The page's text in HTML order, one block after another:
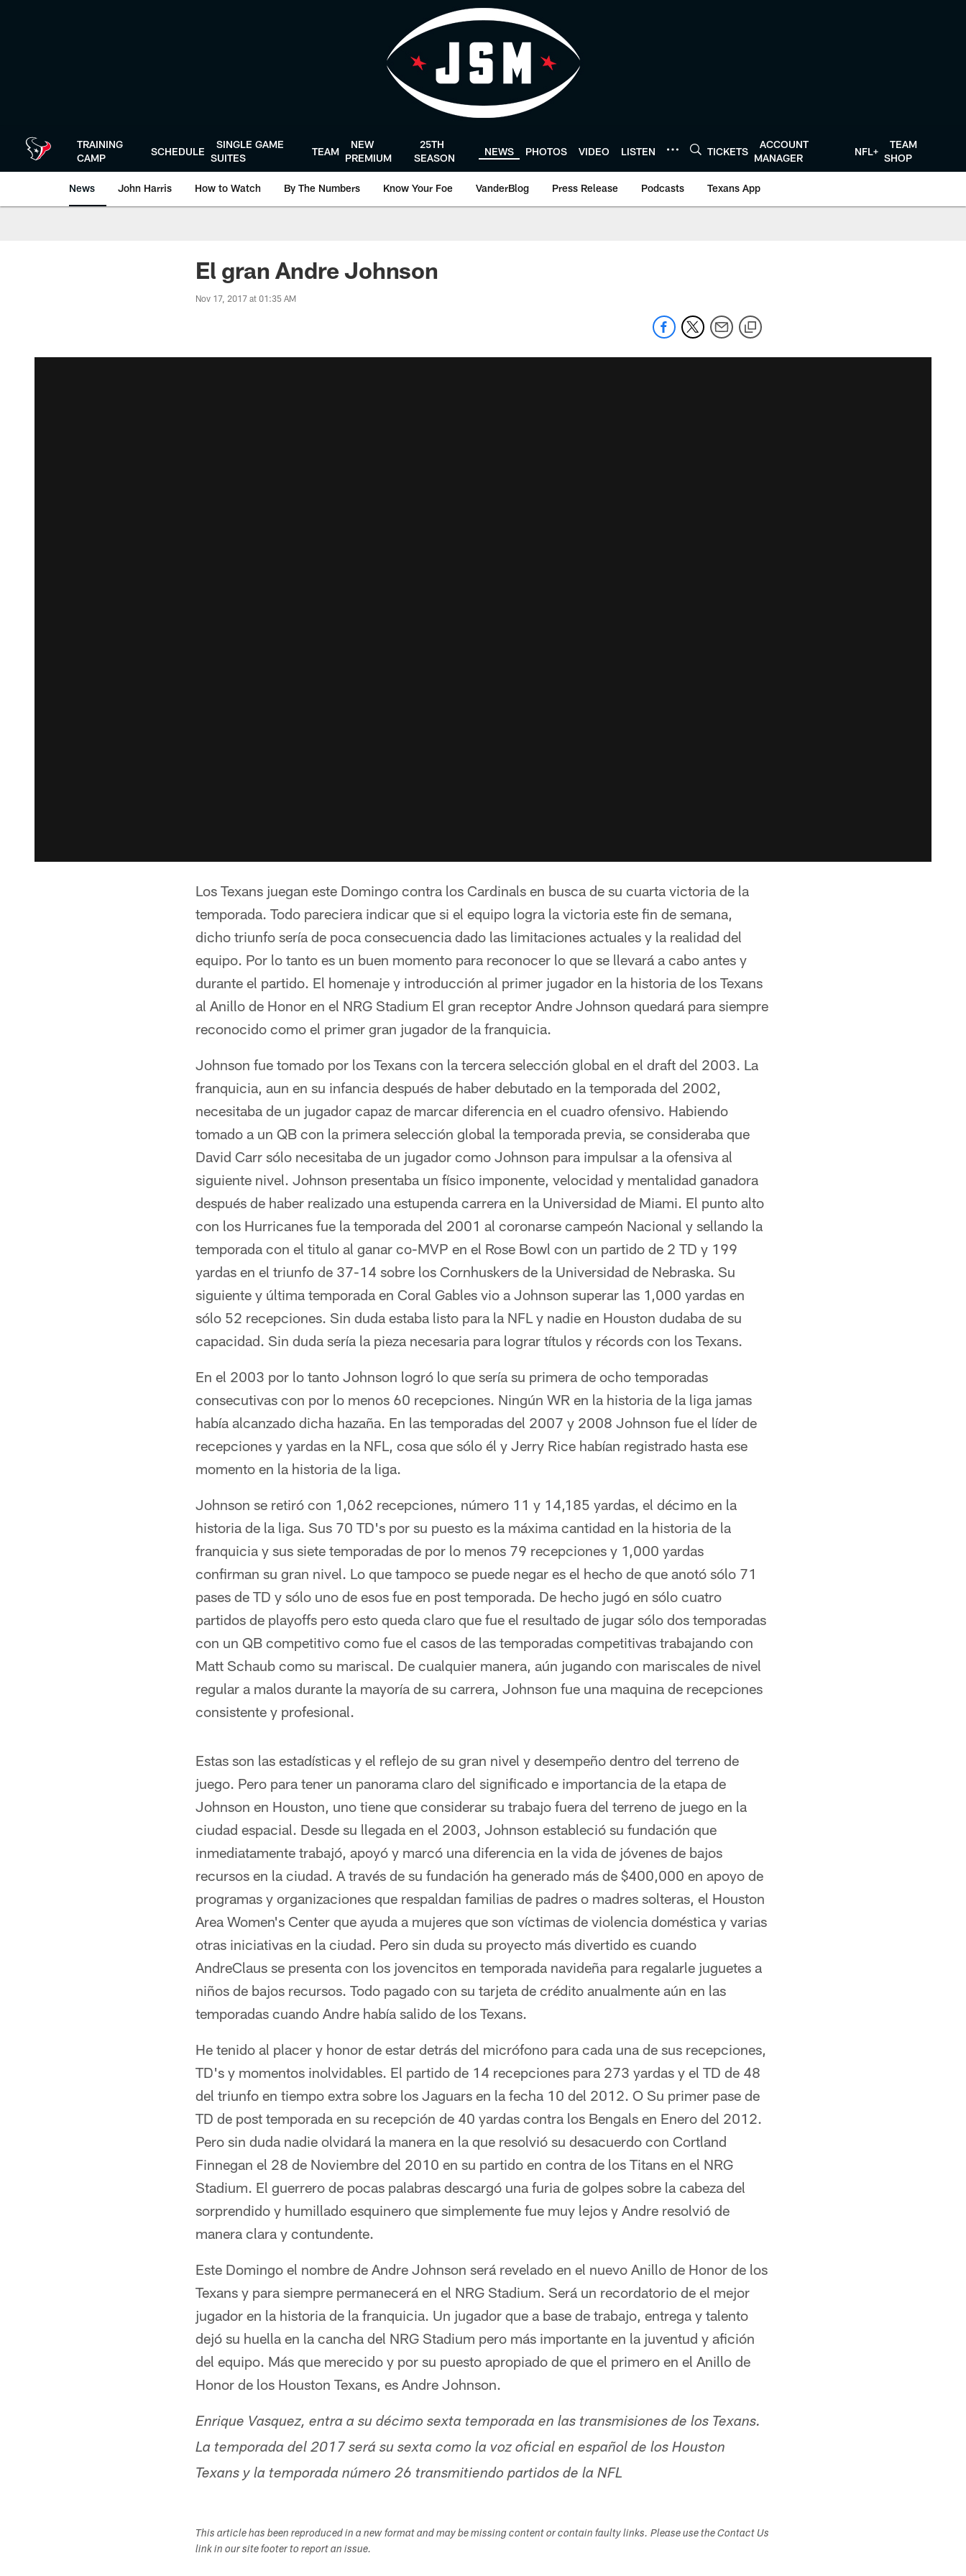
TRAINING
CAMP
SCHEDULE
SINGLE GAME
SUITES
TEAM
NEW
PREMIUM
25TH
SEASON
NEWS PHOTOS VIDEO LISTEN TICKETS
ACCOUNT
MANAGER
NFL+
TEAM
SHOP
News John Harris How to Watch By The Numbers Know Your Foe VanderBlog Press Release Podcasts Texans App
El gran Andre Johnson
Nov 17, 2017 at 01:35 AM
Los Texans juegan este Domingo contra los Cardinals en busca de su cuarta victoria de la
temporada. Todo pareciera indicar que si el equipo logra la victoria este fin de semana,
dicho triunfo sería de poca consecuencia dado las limitaciones actuales y la realidad del
equipo. Por lo tanto es un buen momento para reconocer lo que se llevará a cabo antes y
durante el partido. El homenaje y introducción al primer jugador en la historia de los Texans
al Anillo de Honor en el NRG Stadium El gran receptor Andre Johnson quedará para siempre
reconocido como el primer gran jugador de la franquicia.
Johnson fue tomado por los Texans con la tercera selección global en el draft del 2003. La
franquicia, aun en su infancia después de haber debutado en la temporada del 2002,
necesitaba de un jugador capaz de marcar diferencia en el cuadro ofensivo. Habiendo
tomado a un QB con la primera selección global la temporada previa, se consideraba que
David Carr sólo necesitaba de un jugador como Johnson para impulsar a la ofensiva al
siguiente nivel. Johnson presentaba un físico imponente, velocidad y mentalidad ganadora
después de haber realizado una estupenda carrera en la Universidad de Miami. El punto alto
con los Hurricanes fue la temporada del 2001 al coronarse campeón Nacional y sellando la
temporada con el titulo al ganar co-MVP en el Rose Bowl con un partido de 2 TD y 199
yardas en el triunfo de 37-14 sobre los Cornhuskers de la Universidad de Nebraska. Su
siguiente y última temporada en Coral Gables vio a Johnson superar las 1,000 yardas en
sólo 52 recepciones. Sin duda estaba listo para la NFL y nadie en Houston dudaba de su
capacidad. Sin duda sería la pieza necesaria para lograr títulos y récords con los Texans.
En el 2003 por lo tanto Johnson logró lo que sería su primera de ocho temporadas
consecutivas con por lo menos 60 recepciones. Ningún WR en la historia de la liga jamas
había alcanzado dicha hazaña. En las temporadas del 2007 y 2008 Johnson fue el líder de
recepciones y yardas en la NFL, cosa que sólo él y Jerry Rice habían registrado hasta ese
momento en la historia de la liga.
Johnson se retiró con 1,062 recepciones, número 11 y 14,185 yardas, el décimo en la
historia de la liga. Sus 70 TD's por su puesto es la máxima cantidad en la historia de la
franquicia y sus siete temporadas de por lo menos 79 recepciones y 1,000 yardas
confirman su gran nivel. Lo que tampoco se puede negar es el hecho de que anotó sólo 71
pases de TD y sólo uno de esos fue en post temporada. De hecho jugó en sólo cuatro
partidos de playoffs pero esto queda claro que fue el resultado de jugar sólo dos temporadas
con un QB competitivo como fue el casos de las temporadas competitivas trabajando con
Matt Schaub como su mariscal. De cualquier manera, aún jugando con mariscales de nivel
regular a malos durante la mayoría de su carrera, Johnson fue una maquina de recepciones
consistente y profesional.
Estas son las estadísticas y el reflejo de su gran nivel y desempeño dentro del terreno de
juego. Pero para tener un panorama claro del significado e importancia de la etapa de
Johnson en Houston, uno tiene que considerar su trabajo fuera del terreno de juego en la
ciudad espacial. Desde su llegada en el 2003, Johnson estableció su fundación que
inmediatamente trabajó, apoyó y marcó una diferencia en la vida de jóvenes de bajos
recursos en la ciudad. A través de su fundación ha generado más de $400,000 en apoyo de
programas y organizaciones que respaldan familias de padres o madres solteras, el Houston
Area Women's Center que ayuda a mujeres que son víctimas de violencia doméstica y varias
otras iniciativas en la ciudad. Pero sin duda su proyecto más divertido es cuando
AndreClaus se presenta con los jovencitos en temporada navideña para regalarle juguetes a
niños de bajos recursos. Todo pagado con su tarjeta de crédito anualmente aún en las
temporadas cuando Andre había salido de los Texans.
He tenido al placer y honor de estar detrás del micrófono para cada una de sus recepciones,
TD's y momentos inolvidables. El partido de 14 recepciones para 273 yardas y el TD de 48
del triunfo en tiempo extra sobre los Jaguars en la fecha 10 del 2012. O Su primer pase de
TD de post temporada en su recepción de 40 yardas contra los Bengals en Enero del 2012.
Pero sin duda nadie olvidará la manera en la que resolvió su desacuerdo con Cortland
Finnegan el 28 de Noviembre del 2010 en su partido en contra de los Titans en el NRG
Stadium. El guerrero de pocas palabras descargó una furia de golpes sobre la cabeza del
sorprendido y humillado esquinero que simplemente fue muy lejos y Andre resolvió de
manera clara y contundente.
Este Domingo el nombre de Andre Johnson será revelado en el nuevo Anillo de Honor de los
Texans y para siempre permanecerá en el NRG Stadium. Será un recordatorio de el mejor
jugador en la historia de la franquicia. Un jugador que a base de trabajo, entrega y talento
dejó su huella en la cancha del NRG Stadium pero más importante en la juventud y afición
del equipo. Más que merecido y por su puesto apropiado de que el primero en el Anillo de
Honor de los Houston Texans, es Andre Johnson.
Enrique Vasquez, entra a su décimo sexta temporada en las transmisiones de los Texans.
La temporada del 2017 será su sexta como la voz oficial en español de los Houston
Texans y la temporada número 26 transmitiendo partidos de la NFL
This article has been reproduced in a new format and may be missing content or contain faulty links. Please use the Contact Us
link in our site footer to report an issue.